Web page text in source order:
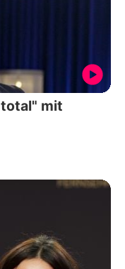
mit